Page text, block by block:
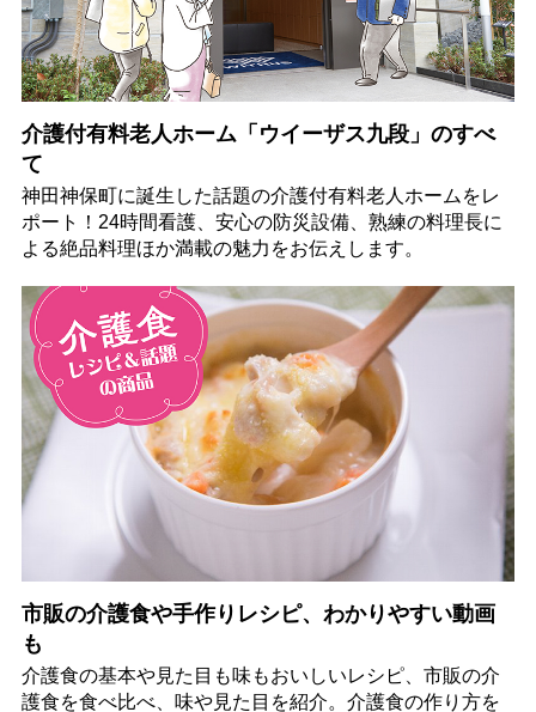
介護付有料老人ホーム「ウイーザス九段」のすべ
て
神田神保町に誕生した話題の介護付有料老人ホームをレ
ポート！24時間看護、安心の防災設備、熟練の料理長に
よる絶品料理ほか満載の魅力をお伝えします。
市販の介護食や手作りレシピ、わかりやすい動画
も
介護食の基本や見た目も味もおいしいレシピ、市販の介
護食を食べ比べ、味や見た目を紹介。介護食の作り方を